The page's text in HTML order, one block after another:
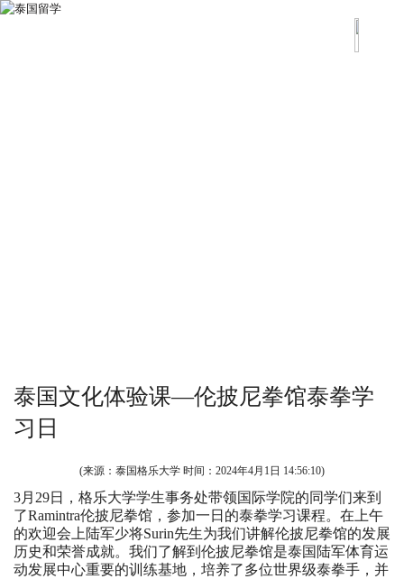
泰国文化体验课—伦披尼拳馆泰拳学
习日
(来源：泰国格乐大学 时间： 2024年4月1日 14:56:10)
3月29日，格乐大学学生事务处带领国际学院的同学们来到
了Ramintra伦披尼拳馆，参加一日的泰拳学习课程。在上午
的欢迎会上陆军少将Surin先生为我们讲解伦披尼拳馆的发展
历史和荣誉成就。我们了解到伦披尼拳馆是泰国陆军体育运
动发展中心重要的训练基地，培养了多位世界级泰拳手，并